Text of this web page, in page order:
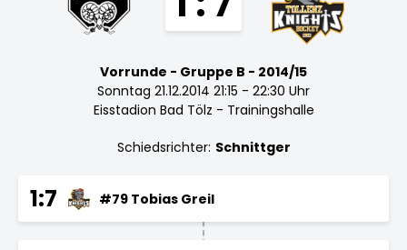
Vorrunde - Gruppe B - 2014/15
Sonntag 21.12.2014 21:15 - 22:30 Uhr
Eisstadion Bad Tölz - Trainingshalle
Schiedsrichter: Schnittger
1:7 #79 Tobias Greil